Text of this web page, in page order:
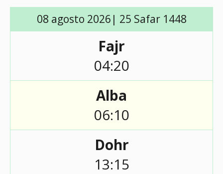
08 agosto 2026| 25 Safar 1448
Fajr
04:20
Alba
06:10
Dohr
13:15